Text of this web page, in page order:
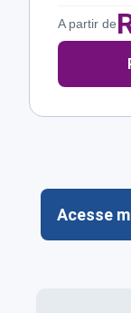
A partir de
Acesse